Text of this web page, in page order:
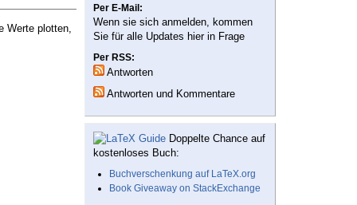
Werte plotten,
Per E-Mail:
Wenn sie sich anmelden, kommen
Sie für alle Updates hier in Frage
Per RSS:
Antworten
Antworten und Kommentare
Doppelte Chance auf
kostenloses Buch:
Buchverschenkung auf LaTeX.org
Book Giveaway on StackExchange